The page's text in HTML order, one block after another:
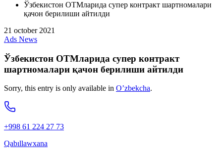
Ўзбекистон ОТМларида супер контракт шартномалари
қачон берилиши айтилди
21 october 2021
Ads News
Ўзбекистон ОТМларида супер контракт
шартномалари қачон берилиши айтилди
Sorry, this entry is only available in O’zbekcha.
+998 61 224 27 73
Qabıllawxana